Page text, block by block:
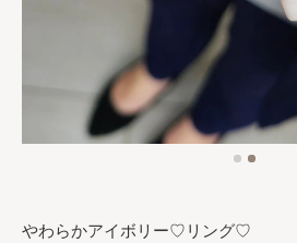
やわらかアイボリー♡リング♡